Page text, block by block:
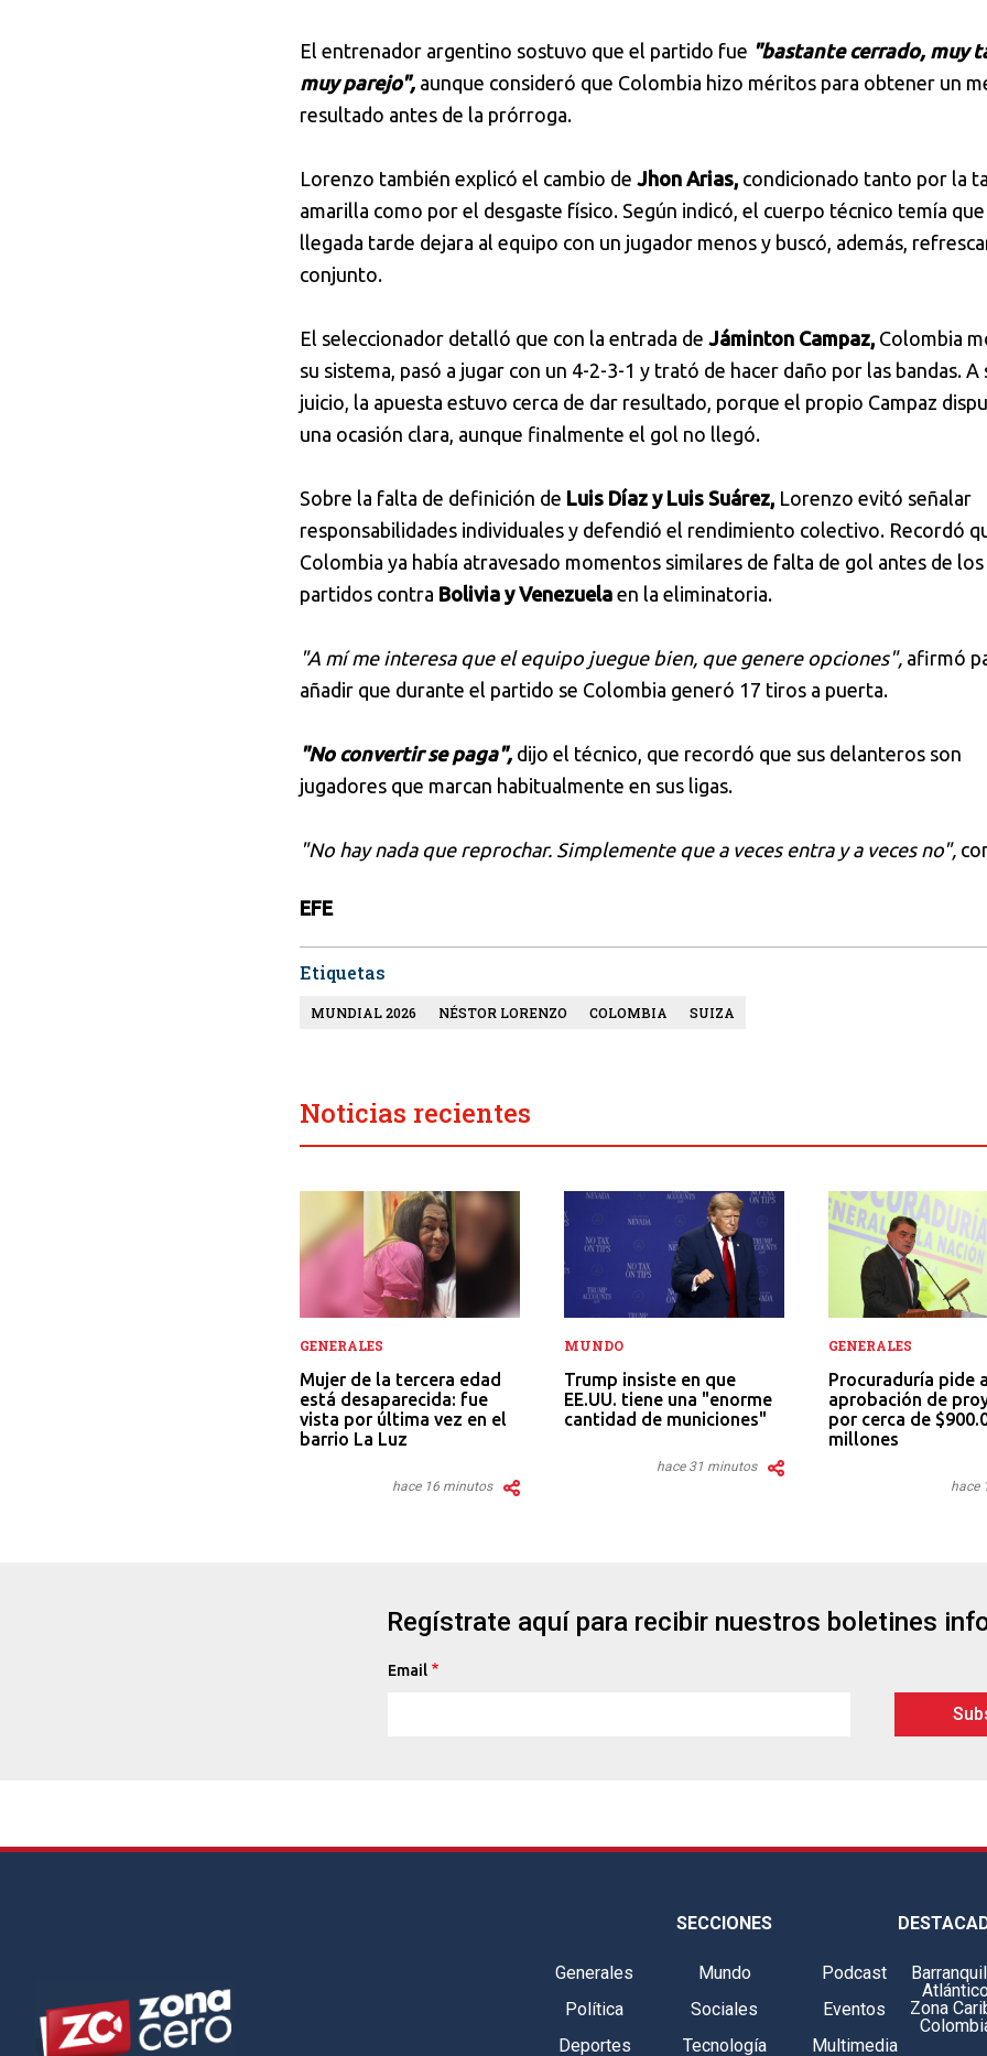
El entrenador argentino sostuvo que el partido fue "bastante cerrado, muy
muy parejo", aunque consideró que Colombia hizo méritos para obtener un
resultado antes de la prórroga.
Lorenzo también explicó el cambio de Jhon Arias, condicionado tanto por la
amarilla como por el desgaste físico. Según indicó, el cuerpo técnico temía que
llegada tarde dejara al equipo con un jugador menos y buscó, además,
conjunto.
El seleccionador detalló que con la entrada de Jáminton Campaz, Colombia
su sistema, pasó a jugar con un 4-2-3-1 y trató de hacer daño por las bandas. A
juicio, la apuesta estuvo cerca de dar resultado, porque el propio Campaz
una ocasión clara, aunque finalmente el gol no llegó.
Sobre la falta de definición de Luis Díaz y Luis Suárez, Lorenzo evitó señalar
responsabilidades individuales y defendió el rendimiento colectivo. Recordó
Colombia ya había atravesado momentos similares de falta de gol antes de los
partidos contra Bolivia y Venezuela en la eliminatoria.
"A mí me interesa que el equipo juegue bien, que genere opciones", afirmó
añadir que durante el partido se Colombia generó 17 tiros a puerta.
"No convertir se paga", dijo el técnico, que recordó que sus delanteros son
jugadores que marcan habitualmente en sus ligas.
"No hay nada que reprochar. Simplemente que a veces entra y a veces no",
EFE
Etiquetas
MUNDIAL 2026 NÉSTOR LORENZO COLOMBIA SUIZA
Noticias recientes
GENERALES
Mujer de la tercera edad
está desaparecida: fue
vista por última vez en el
barrio La Luz
hace 16 minutos
MUNDO
Trump insiste en que
EE.UU. tiene una "enorme
cantidad de municiones"
hace 31 minutos
GENERALES
Procuraduría pide
aprobación de
por cerca de
millones
hace
Regístrate aquí para recibir nuestros boletines
Email
SECCIONES
Generales Mundo
Podcast
Política
Sociales
Eventos
Deportes
Tecnología Multimedia
Zona